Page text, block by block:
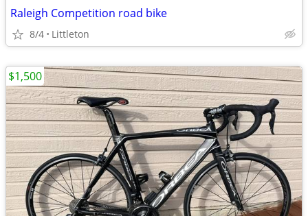
Raleigh Competition road bike
8/4 Littleton
$1,500